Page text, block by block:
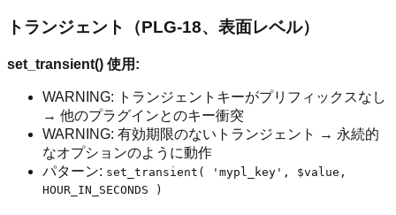
トランジェント（PLG-18、表面レベル）
set_transient() 使用:
WARNING: トランジェントキーがプリフィックスなし
→ 他のプラグインとのキー衝突
WARNING: 有効期限のないトランジェント → 永続的
なオプションのように動作
パターン: set_transient( 'mypl_key', $value,
HOUR_IN_SECONDS )